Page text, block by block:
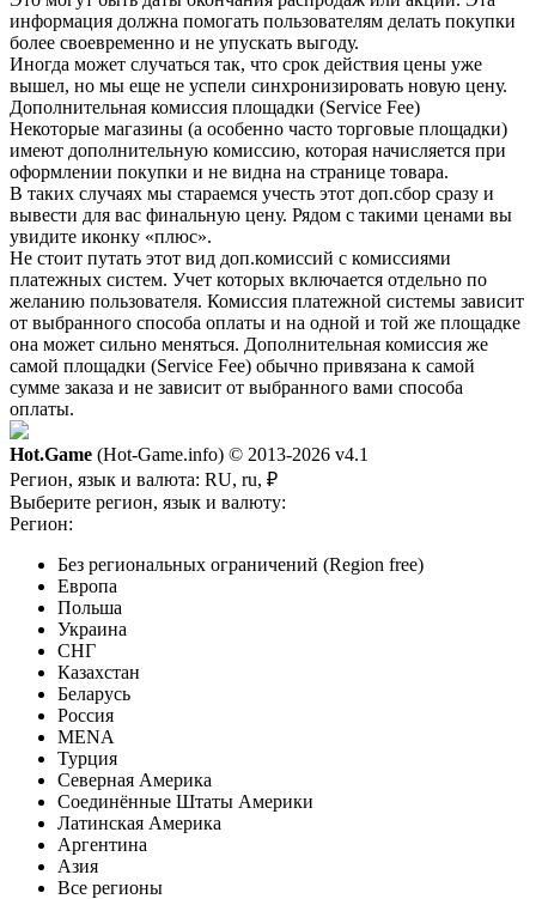
информация должна помогать пользователям делать покупки
более своевременно и не упускать выгоду.
Иногда может случаться так, что срок действия цены уже
вышел, но мы еще не успели синхронизировать новую цену.
Дополнительная комиссия площадки (Service Fee)
Некоторые магазины (а особенно часто торговые площадки)
имеют дополнительную комиссию, которая начисляется при
оформлении покупки и не видна на странице товара.
В таких случаях мы стараемся учесть этот доп.сбор сразу и
вывести для вас финальную цену. Рядом с такими ценами вы
увидите иконку «плюс».
Не стоит путать этот вид доп.комиссий с комиссиями
платежных систем. Учет которых включается отдельно по
желанию пользователя. Комиссия платежной системы зависит
от выбранного способа оплаты и на одной и той же площадке
она может сильно меняться. Дополнительная комиссия же
самой площадки (Service Fee) обычно привязана к самой
сумме заказа и не зависит от выбранного вами способа
оплаты.
Hot.Game (Hot-Game.info) © 2013-2026 v4.1
Регион, язык и валюта: RU, ru, ₽
Выберите регион, язык и валюту:
Регион:
Без региональных ограничений (Region free)
Европа
Польша
Украина
СНГ
Казахстан
Беларусь
Россия
MENA
Турция
Северная Америка
Соединённые Штаты Америки
Латинская Америка
Аргентина
Азия
Все регионы